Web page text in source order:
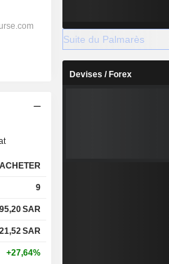
ACHETER
9
95,20SAR
SAR
+27,64%
Suite du Palmarès
Devises / Forex